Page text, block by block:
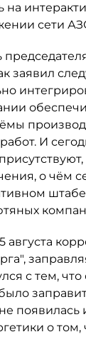
сети
заявил
И
о чём
с тем,
о том,